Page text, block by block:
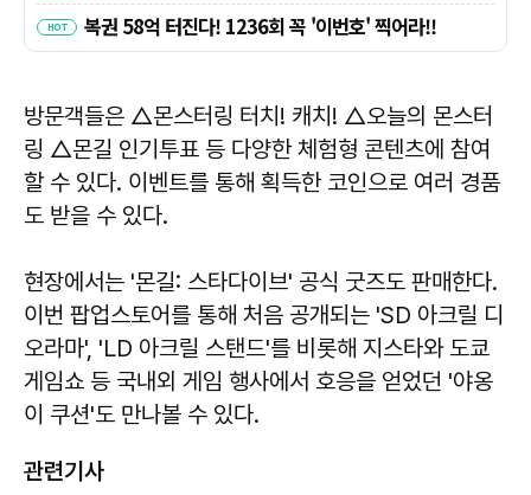
방문객들은 △몬스터링 터치! 캐치! △오늘의 몬스터
링 △몬길 인기투표 등 다양한 체험형 콘텐츠에 참여
할 수 있다. 이벤트를 통해 획득한 코인으로 여러 경품
도 받을 수 있다.
현장에서는 '몬길: 스타다이브' 공식 굿즈도 판매한다.
이번 팝업스토어를 통해 처음 공개되는 'SD 아크릴 디
오라마', 'LD 아크릴 스탠드'를 비롯해 지스타와 도쿄
게임쇼 등 국내외 게임 행사에서 호응을 얻었던 '야옹
이 쿠션'도 만나볼 수 있다.
관련기사